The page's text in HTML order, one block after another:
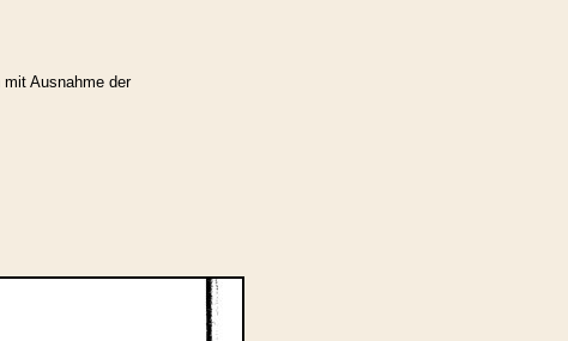
Ausnahme der